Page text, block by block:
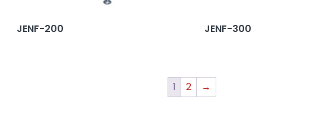
JENF-200 JENF-300
1 2 →